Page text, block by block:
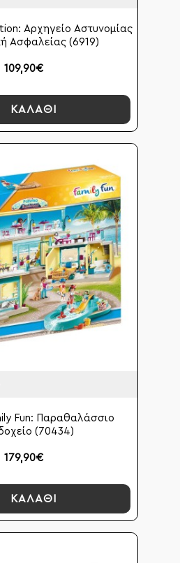
Αρχηγείο Αστυνομίας
Ασφαλείας (6919)
109,90€
ΚΑΛΆΘΙ
Fun: Παραθαλάσσιο
(70434)
179,90€
ΚΑΛΆΘΙ